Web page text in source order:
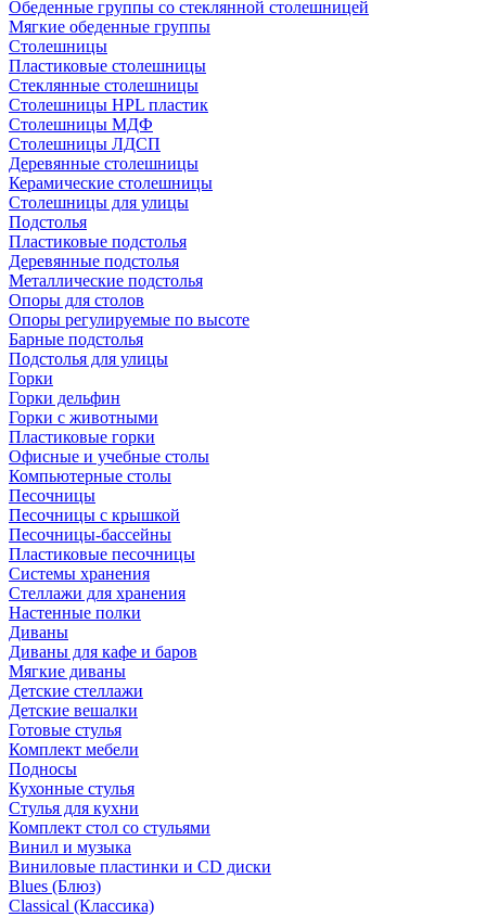
Обеденные группы со стеклянной столешницей
Мягкие обеденные группы
Столешницы
Пластиковые столешницы
Стеклянные столешницы
Столешницы HPL пластик
Столешницы МДФ
Столешницы ЛДСП
Деревянные столешницы
Керамические столешницы
Столешницы для улицы
Подстолья
Пластиковые подстолья
Деревянные подстолья
Металлические подстолья
Опоры для столов
Опоры регулируемые по высоте
Барные подстолья
Подстолья для улицы
Горки
Горки дельфин
Горки с животными
Пластиковые горки
Офисные и учебные столы
Компьютерные столы
Песочницы
Песочницы с крышкой
Песочницы-бассейны
Пластиковые песочницы
Системы хранения
Стеллажи для хранения
Настенные полки
Диваны
Диваны для кафе и баров
Мягкие диваны
Детские стеллажи
Детские вешалки
Готовые стулья
Комплект мебели
Подносы
Кухонные стулья
Стулья для кухни
Комплект стол со стульями
Винил и музыка
Виниловые пластинки и CD диски
Blues (Блюз)
Classical (Классика)